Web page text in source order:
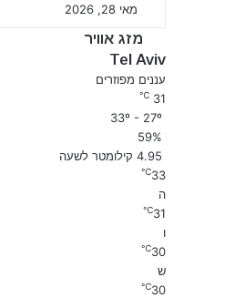
מאי 28, 2026
מזג אוויר
Tel Aviv
עננים מפוזרים
31
℃
59%
4.95 קילומטר לשעה
33
℃
ה
31
℃
ו
30
℃
ש
30
℃